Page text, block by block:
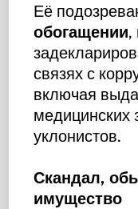
Её
обогащении,
связях с
включая
медицинских
уклонистов.
Скандал,
имущество